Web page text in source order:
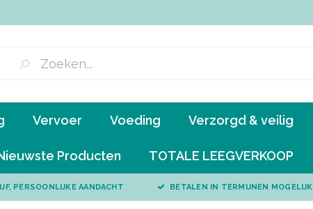
Vervoer Voeding Verzorgd & veilig
Producten TOTALE LEEGVERKOOP
PERSOONLIJKE AANDACHT BETALEN IN TERMIJNEN MOGELIJK